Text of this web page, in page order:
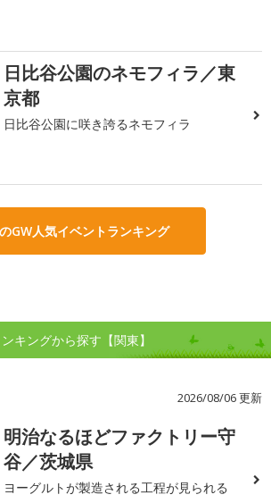
日比谷公園のネモフィラ／東
京都
日比谷公園に咲き誇るネモフィラ
GW人気イベントランキング
キングから探す【関東】
2026/08/06 更新
明治なるほどファクトリー守
谷／茨城県
ヨーグルトが製造される工程が見られる